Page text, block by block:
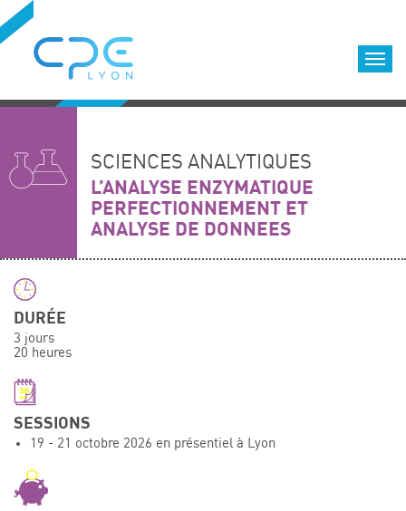
Formations qualifiantes
Formations diplômantes
Infos pratiques
Déroulement des formations
Equipe
Événements
SCIENCES ANALYTIQUES
L’ANALYSE ENZYMATIQUE
PERFECTIONNEMENT ET
ANALYSE DE DONNEES
DURÉE
3 jours
20 heures
SESSIONS
19 - 21 octobre 2026 en présentiel à Lyon
Cookies management panel